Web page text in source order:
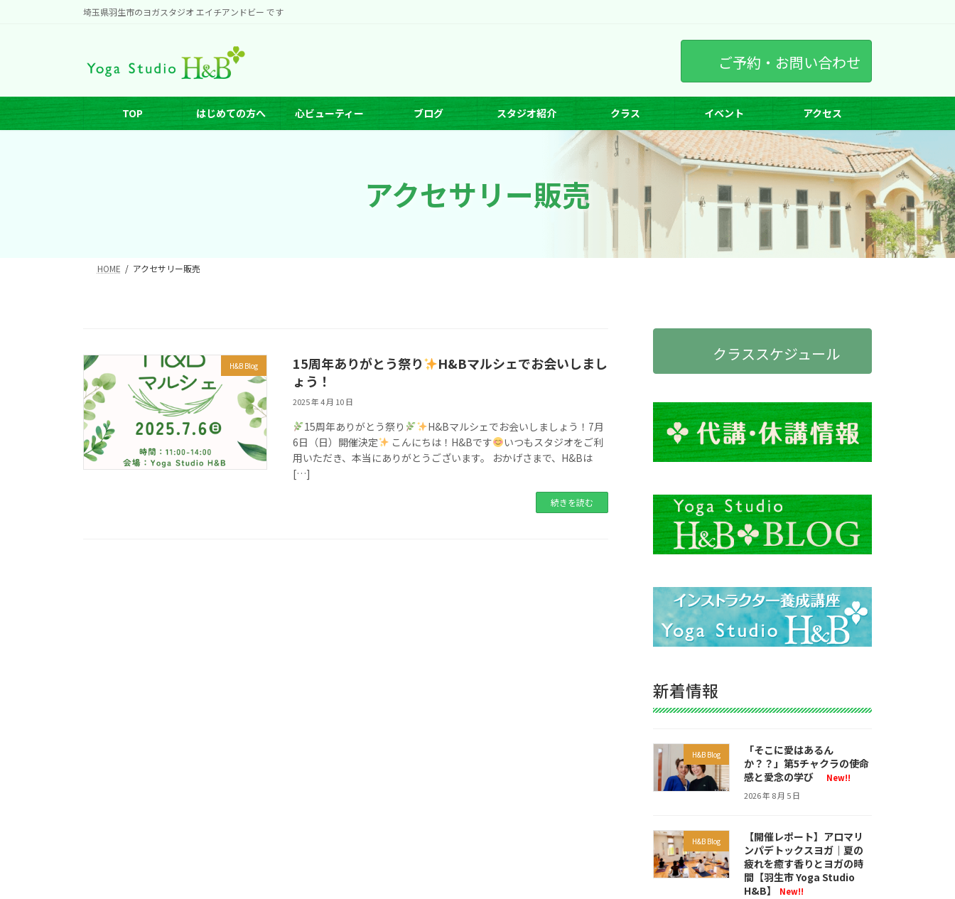
ツ
へ
ス
シ
ョ
ン
埼玉県羽生市のヨガスタジオ エイチアンドビー です
ご予約・お問い合わせ
TOP はじめての方へ 心ビューティー ブログ スタジオ紹介 クラス イベント アクセス
アクセサリー販売
HOME アクセサリー販売
H&B Blog 15周年ありがとう祭り
H&Bマルシェでお会いしまし
ょう！
2025 年 4 月 10 日
15周年ありがとう祭り
H&Bマルシェでお会いしましょう！7月
6日（日）開催決定
こんにちは！H&Bです
いつもスタジオをご利
用いただき、本当にありがとうございます。 おかげさまで、H&Bは
[…]
続きを読む
クラススケジュール
新着情報
H&B Blog
「そこに愛はあるん
か？？」第5チャクラの使命
感と愛念の学び
New!!
2026 年 8 月 5 日
H&B Blog
【開催レポート】アロマリ
ンパデトックスヨガ｜夏の
疲れを癒す香りとヨガの時
間【羽生市 Yoga Studio
H&B】
New!!